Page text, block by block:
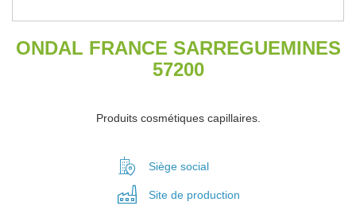
ONDAL FRANCE SARREGUEMINES
57200
Produits cosmétiques capillaires.
Siège social
Site de production